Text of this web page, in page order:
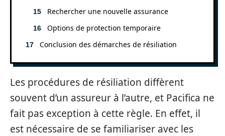
Rechercher une nouvelle assurance
Options de protection temporaire
Conclusion des démarches de résiliation
Les procédures de résiliation diffèrent
souvent d’un assureur à l’autre, et Pacifica ne
fait pas exception à cette règle. En effet, il
est nécessaire de se familiariser avec les